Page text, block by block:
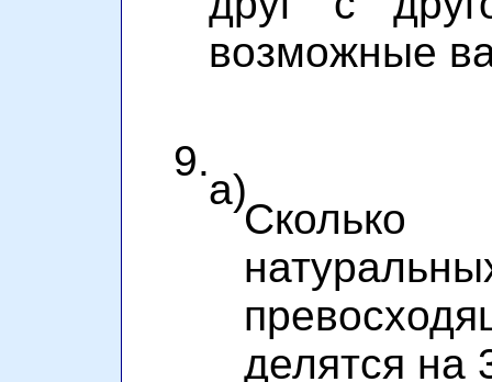
возможные
9.
а)
делятся на